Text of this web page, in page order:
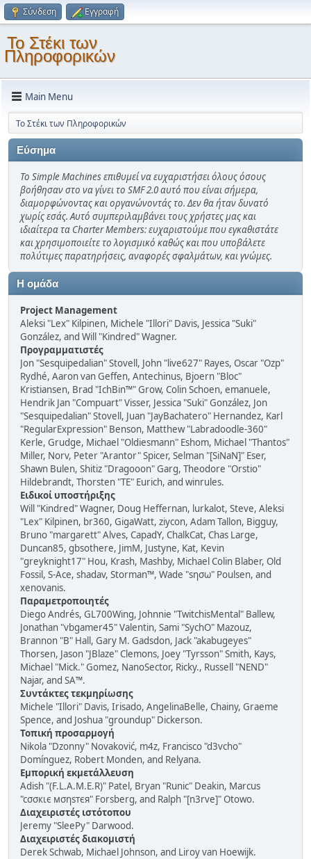
Σύνδεση Εγγραφή
Το Στέκι των
Πληροφορικών
Main Menu
Το Στέκι των Πληροφορικών
Εύσημα
Το Simple Machines επιθυμεί να ευχαριστήσει όλους όσους
βοήθησαν στο να γίνει το SMF 2.0 αυτό που είναι σήμερα,
διαμορφώνοντας και οργανώνοντάς το. Δεν θα ήταν δυνατό
χωρίς εσάς. Αυτό συμπεριλαμβάνει τους χρήστες μας και
ιδιαίτερα τα Charter Members: ευχαριστούμε που εγκαθιστάτε
και χρησιμοποιείτε το λογισμικό καθώς και που υποβάλετε
πολύτιμες παρατηρήσεις, αναφορές σφαλμάτων, και γνώμες.
Η ομάδα
Project Management
Aleksi "Lex" Kilpinen, Michele "Illori" Davis, Jessica "Suki"
González, and Will "Kindred" Wagner.
Προγραμματιστές
Jon "Sesquipedalian" Stovell, John "live627" Rayes, Oscar "Ozp"
Rydhé, Aaron van Geffen, Antechinus, Bjoern "Bloc"
Kristiansen, Brad "IchBin™" Grow, Colin Schoen, emanuele,
Hendrik Jan "Compuart" Visser, Jessica "Suki" González, Jon
"Sesquipedalian" Stovell, Juan "JayBachatero" Hernandez, Karl
"RegularExpression" Benson, Matthew "Labradoodle-360"
Kerle, Grudge, Michael "Oldiesmann" Eshom, Michael "Thantos"
Miller, Norv, Peter "Arantor" Spicer, Selman "[SiNaN]" Eser,
Shawn Bulen, Shitiz "Dragooon" Garg, Theodore "Orstio"
Hildebrandt, Thorsten "TE" Eurich, and winrules.
Ειδικοί υποστήριξης
Will "Kindred" Wagner, Doug Heffernan, lurkalot, Steve, Aleksi
"Lex" Kilpinen, br360, GigaWatt, ziycon, Adam Tallon, Bigguy,
Bruno "margarett" Alves, CapadY, ChalkCat, Chas Large,
Duncan85, gbsothere, JimM, Justyne, Kat, Kevin
"greyknight17" Hou, Krash, Mashby, Michael Colin Blaber, Old
Fossil, S-Ace, shadav, Storman™, Wade "sησω" Poulsen, and
xenovanis.
Παραμετροποιητές
Diego Andrés, GL700Wing, Johnnie "TwitchisMental" Ballew,
Jonathan "vbgamer45" Valentin, Sami "SychO" Mazouz,
Brannon "B" Hall, Gary M. Gadsdon, Jack "akabugeyes"
Thorsen, Jason "JBlaze" Clemons, Joey "Tyrsson" Smith, Kays,
Michael "Mick." Gomez, NanoSector, Ricky., Russell "NEND"
Najar, and SA™.
Συντάκτες τεκμηρίωσης
Michele "Illori" Davis, Irisado, AngelinaBelle, Chainy, Graeme
Spence, and Joshua "groundup" Dickerson.
Τοπική προσαρμογή
Nikola "Dzonny" Novaković, m4z, Francisco "d3vcho"
Domínguez, Robert Monden, and Relyana.
Εμπορική εκμετάλλευση
Adish "(F.L.A.M.E.R)" Patel, Bryan "Runic" Deakin, Marcus
"cσσкιє мσηѕтєя" Forsberg, and Ralph "[n3rve]" Otowo.
Διαχειριστές ιστότοπου
Jeremy "SleePy" Darwood.
Διαχειριστές διακομιστή
Derek Schwab, Michael Johnson, and Liroy van Hoewijk.